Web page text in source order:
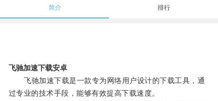
简介 排行
飞驰加速下载安卓
飞驰加速下载是一款专为网络用户设计的下载工具，通
过专业的技术手段，能够有效提高下载速度。